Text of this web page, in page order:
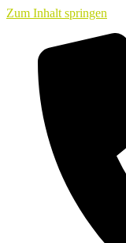
Zum Inhalt springen